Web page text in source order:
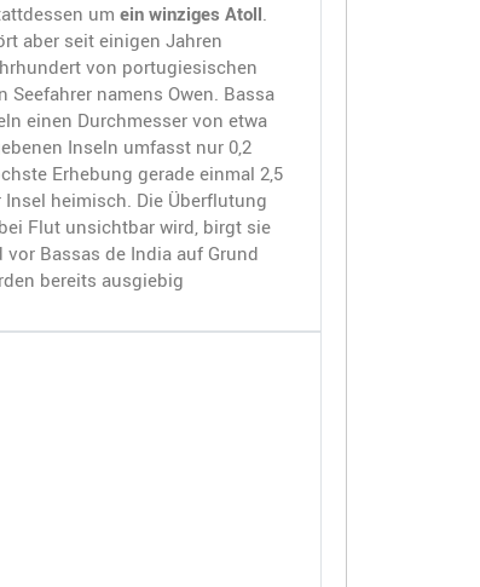
um ein winziges Atoll.
aber seit einigen Jahren
von portugiesischen
namens Owen. Bassa
einen Durchmesser von etwa
Inseln umfasst nur 0,2
Erhebung gerade einmal 2,5
heimisch. Die Überflutung
Flut unsichtbar wird, birgt sie
Bassas de India auf Grund
bereits ausgiebig